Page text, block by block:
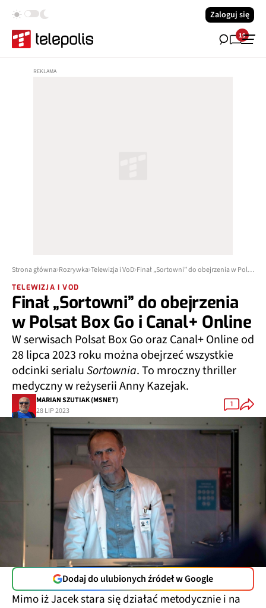
Zaloguj się
19
Strona główna Rozrywka Telewizja i VoD Finał „Sortowni” do obejrzenia w Polsat Box Go i Canal+ Online
TELEWIZJA I VOD
Finał „Sortowni” do obejrzenia
w Polsat Box Go i Canal+ Online
W serwisach Polsat Box Go oraz Canal+ Online od
28 lipca 2023 roku można obejrzeć wszystkie
odcinki serialuSortownia. To mroczny thriller
medyczny w reżyserii Anny Kazejak.
MARIAN SZUTIAK (MSNET)
28 LIP 2023
1
Dodaj do ulubionych źródeł w Google
Mimo iż Jacek stara się działać metodycznie i na